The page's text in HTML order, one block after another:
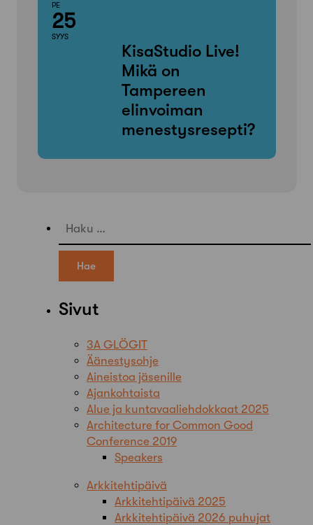
PE
25
SYYS
KisaStudio Live!
Mikä on
Tampereen
elinvoiman
menestysresepti?
Haku:
Sivut
3A GLÖGIT
Äänestysohje
Aineistoa jäsenille
Ajankohtaista
Alue ja kuntavaaliehdokkaat 2025
Architecture for Common Good
Conference 2019
Speakers
Arkkitehtipäivä
Arkkitehtipäivä 2025
Arkkitehtipäivä 2026 puhujat